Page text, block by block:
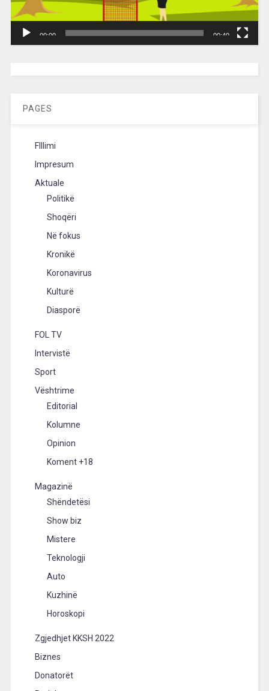
00:00 00:40
PAGES
FIllimi
Impresum
Aktuale
Politikë
Shoqëri
Në fokus
Kronikë
Koronavirus
Kulturë
Diasporë
FOL TV
Intervistë
Sport
Vështrime
Editorial
Kolumne
Opinion
Koment +18
Magazinë
Shëndetësi
Show biz
Mistere
Teknologji
Auto
Kuzhinë
Horoskopi
Zgjedhjet KKSH 2022
Biznes
Donatorët